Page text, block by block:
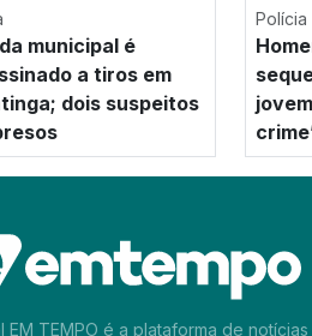
municipal é
a tiros em
dois suspeitos
Polícia
EM TEMPO é a plataforma de